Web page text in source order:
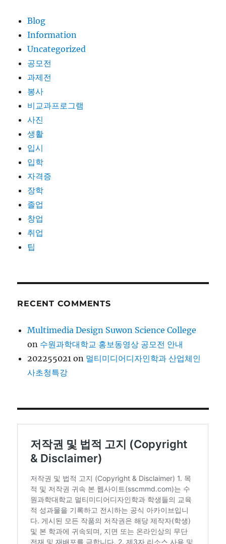
Blog
Information
Uncategorized
공모전
과제전
봉사
비교과프로그램
사진
생활
입시
입학
자격증
장학
졸업
창업
취업
팁
RECENT COMMENTS
Multimedia Design Suwon Science College
on 수원과학대학교 홍보동영상 공모전 안내
202255021 on 멀티미디어디자인학과 산업체인
사초청특강